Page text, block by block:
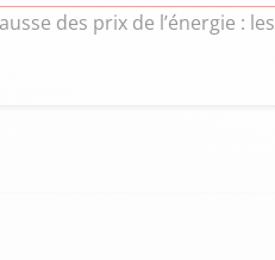
des prix de l’énergie : les